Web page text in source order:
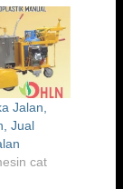
Jalan,
Jual
cat